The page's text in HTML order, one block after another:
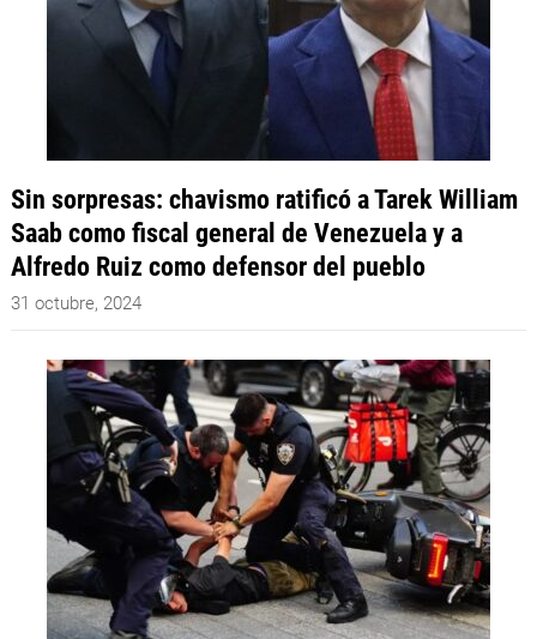
Sin sorpresas: chavismo ratificó a Tarek William
Saab como fiscal general de Venezuela y a
Alfredo Ruiz como defensor del pueblo
31 octubre, 2024